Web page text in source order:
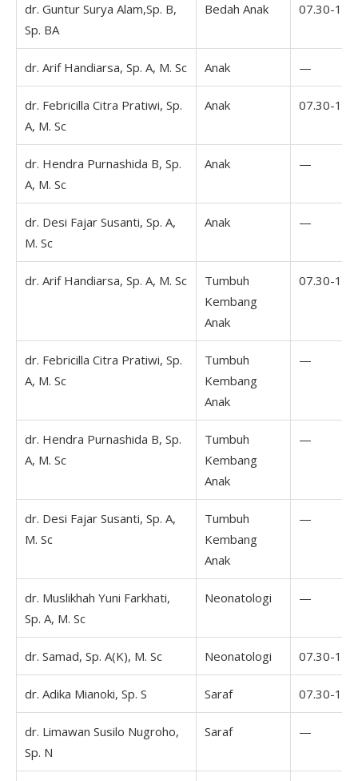
dr. Guntur Surya Alam,Sp. B,
Sp. BA
Bedah Anak 07.30-
dr. Arif Handiarsa, Sp. A, M. Sc Anak —
dr. Febricilla Citra Pratiwi, Sp.
A, M. Sc
Anak 07.30-
dr. Hendra Purnashida B, Sp.
A, M. Sc
Anak —
dr. Desi Fajar Susanti, Sp. A,
M. Sc
Anak —
dr. Arif Handiarsa, Sp. A, M. Sc
Tumbuh
Kembang
Anak
07.30-
dr. Febricilla Citra Pratiwi, Sp.
A, M. Sc
Tumbuh
Kembang
Anak
—
dr. Hendra Purnashida B, Sp.
A, M. Sc
Tumbuh
Kembang
Anak
—
dr. Desi Fajar Susanti, Sp. A,
M. Sc
Tumbuh
Kembang
Anak
—
dr. Muslikhah Yuni Farkhati,
Sp. A, M. Sc
Neonatologi —
dr. Samad, Sp. A(K), M. Sc Neonatologi 07.30-
dr. Adika Mianoki, Sp. S Saraf 07.30-
dr. Limawan Susilo Nugroho,
Sp. N
Saraf —